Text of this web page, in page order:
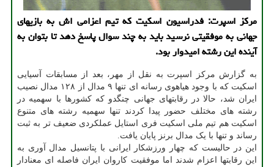
مرکز اسپرت: فدراسیون اسکیت که تیم اعزامی اش به بازیهای
جهانی به موفقیتی نرسید باید به چند سوال پاسخ دهد تا بتوان به
آینده این رشته امیدوار بود.
به گزارش مرکز اسپرت به نقل از مهر، بعد از مسابقات آسیایی
اسکیت که با وجود هیاهوی رسانه ای تنها ۹ مدال از ۱۲۸ مدال نصیب
ایران شد، حالا در رقابتهای جهانی چنگدو که کشورها با سهمیه در
رشته های مختلف حضور پیدا کردند تنها سهمیه رشته های متنوع
اسکیت هم تیم ملی اسکیت فری استایل عملکردی ضعیف تر به ثبت
رساند و تنها با یک مدال برنز پایان یافت.
این در حالیست که چهار ورزشکار ایرانی با پتانسیل مدال آوری به
این رقابتها اعزام شدند اما موفقیت کاروان ایران فاصله ای معنادار